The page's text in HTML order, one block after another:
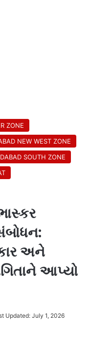
ZONE
NEW WEST ZONE
SOUTH ZONE
અને
આપ્યો
Updated: July 1, 2026